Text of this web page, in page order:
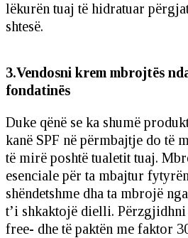
lëkurën tuaj të hidratuar
shtesë.
3.Vendosni krem mbrojtës
fondatinës
Duke qënë se ka shumë
kanë SPF në përmbajtje do të
të mirë poshtë tualetit tuaj.
esenciale për ta mbajtur
shëndetshme dha ta mbrojë
t’i shkaktojë dielli.
free- dhe të paktën me faktor